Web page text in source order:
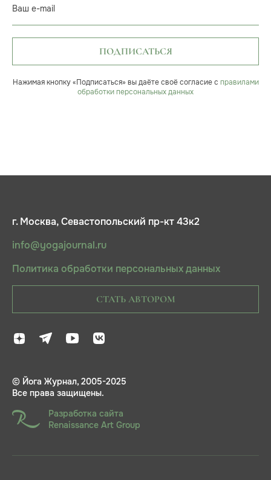
Ваш e-mail
ПОДПИСАТЬСЯ
Нажимая кнопку «Подписаться» вы даёте своё согласие с правилами
обработки персональных данных
г. Москва, Севастопольский пр-кт 43к2
info@yogajournal.ru
Политика обработки персональных данных
СТАТЬ АВТОРОМ
© Йога Журнал, 2005-2025
Все права защищены.
Разработка сайта
Renaissance Art Group